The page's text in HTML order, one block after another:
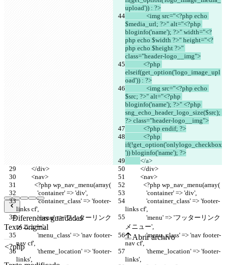
upload')) : ?>
$media_url; ?>" alt="<?php
bloginfo('name'); ?>" width="<?
php echo $width ?>" height="<?
php echo $height ?>"
class="header-logo__img">
elseif(get_option('logo_image_upl
oad')) : ?>
$src; ?>" alt="<?php
bloginfo('name'); ?>" <?php
sng_echo_header_logo_size($src);
?> class="header-logo__img">
            <?php endif; ?>
if(!get_option('onlylogo_checkbox
')) bloginfo('name'); ?>
</a>
          </div>
          </div>
          <nav>
          <nav>
            <?php wp_nav_menu(array(
            <?php wp_nav_menu(array(
              'container' => 'div',
              'container' => 'div',
              'container_class' => 'footer-
links cf',
links cf',
              'menu' => 'フッターリンク
メニュー',
メニュー',
nav cf',
              'menu_class' => 'nav footer-
nav cf',
              'theme_location' => 'footer-
links',
links',
Diferencias guardadas
Texto original
Abrir archivo